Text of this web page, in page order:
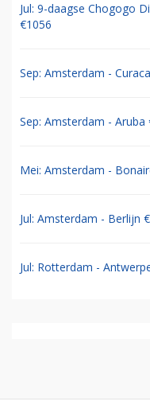
Jul: 9-daagse Chogogo
€1056
Sep: Amsterdam -
Sep: Amsterdam - Aruba
Mei: Amsterdam -
Jul: Amsterdam - Berlijn
Jul: Rotterdam -